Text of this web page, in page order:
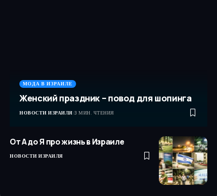
МОДА В ИЗРАИЛЕ
Женский праздник – повод для шопинга
НОВОСТИ ИЗРАИЛЯ 3 МИН. ЧТЕНИЯ
От А до Я про жизнь в Израиле
НОВОСТИ ИЗРАИЛЯ